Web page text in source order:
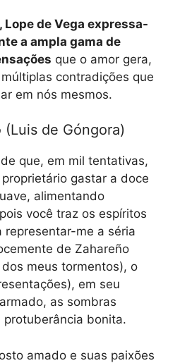
Lope de Vega expressa-
a ampla gama de
que o amor gera,
contradições que
em nós mesmos.
de Góngora)
que, em mil tentativas,
gastar a doce
alimentando
você traz os espíritos
representar-me a séria
de Zahareño
meus tormentos), o
em seu
as sombras
protuberância bonita.
amado e suas paixões